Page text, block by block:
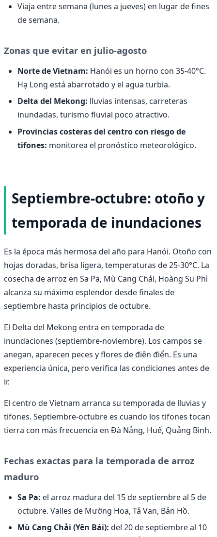
Viaja entre semana (lunes a jueves) en lugar de fines
de semana.
Zonas que evitar en julio-agosto
Norte de Vietnam: Hanói es un horno con 35-40°C.
Hạ Long está abarrotado y el agua turbia.
Delta del Mekong: lluvias intensas, carreteras
inundadas, turismo fluvial poco atractivo.
Provincias costeras del centro con riesgo de
tifones: monitorea el pronóstico meteorológico.
Septiembre-octubre: otoño y
temporada de inundaciones
Es la época más hermosa del año para Hanói. Otoño con
hojas doradas, brisa ligera, temperaturas de 25-30°C. La
cosecha de arroz en Sa Pa, Mù Cang Chải, Hoàng Su Phì
alcanza su máximo esplendor desde finales de
septiembre hasta principios de octubre.
El Delta del Mekong entra en temporada de
inundaciones (septiembre-noviembre). Los campos se
anegan, aparecen peces y flores de điên điển. Es una
experiencia única, pero verifica las condiciones antes de
ir.
El centro de Vietnam arranca su temporada de lluvias y
tifones. Septiembre-octubre es cuando los tifones tocan
tierra con más frecuencia en Đà Nẵng, Huế, Quảng Bình.
Fechas exactas para la temporada de arroz
maduro
Sa Pa: el arroz madura del 15 de septiembre al 5 de
octubre. Valles de Mường Hoa, Tả Van, Bản Hồ.
Mù Cang Chải (Yên Bái): del 20 de septiembre al 10